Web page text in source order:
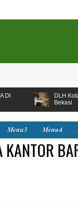
Kota Bekasi Temukan dan
Menu3 Menu4